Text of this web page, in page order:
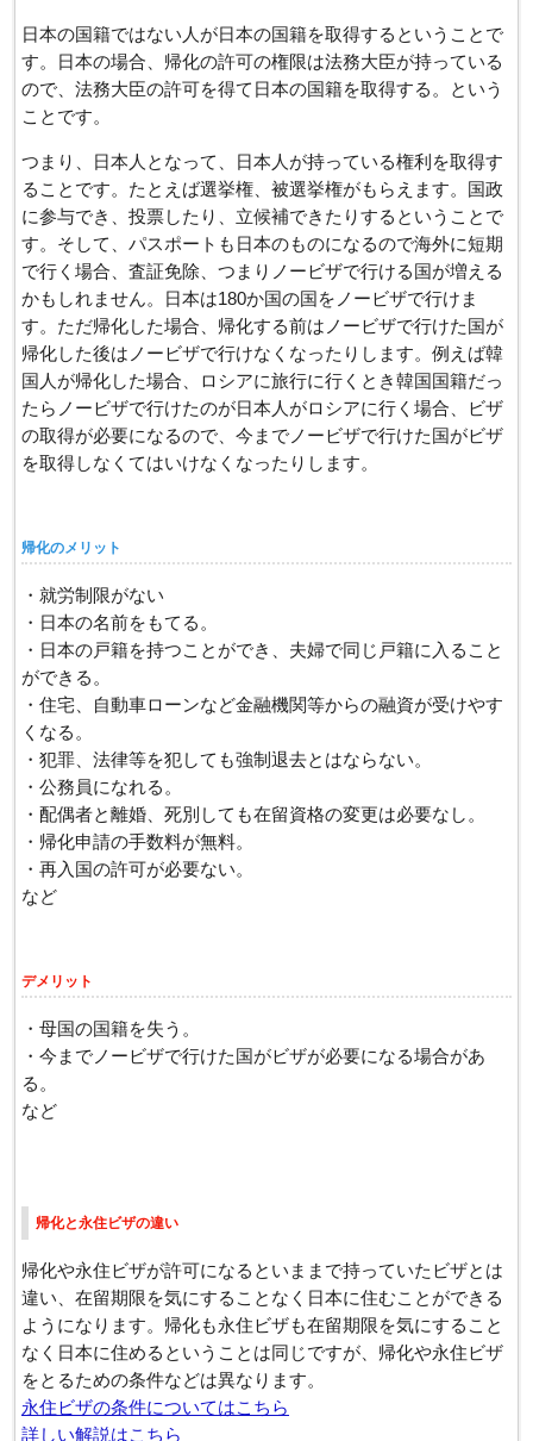
日本の国籍ではない人が日本の国籍を取得するということで
す。日本の場合、帰化の許可の権限は法務大臣が持っている
ので、法務大臣の許可を得て日本の国籍を取得する。という
ことです。
つまり、日本人となって、日本人が持っている権利を取得す
ることです。たとえば選挙権、被選挙権がもらえます。国政
に参与でき、投票したり、立候補できたりするということで
す。そして、パスポートも日本のものになるので海外に短期
で行く場合、査証免除、つまりノービザで行ける国が増える
かもしれません。日本は180か国の国をノービザで行けま
す。ただ帰化した場合、帰化する前はノービザで行けた国が
帰化した後はノービザで行けなくなったりします。例えば韓
国人が帰化した場合、ロシアに旅行に行くとき韓国国籍だっ
たらノービザで行けたのが日本人がロシアに行く場合、ビザ
の取得が必要になるので、今までノービザで行けた国がビザ
を取得しなくてはいけなくなったりします。
帰化のメリット
・就労制限がない
・日本の名前をもてる。
・日本の戸籍を持つことができ、夫婦で同じ戸籍に入ること
ができる。
・住宅、自動車ローンなど金融機関等からの融資が受けやす
くなる。
・犯罪、法律等を犯しても強制退去とはならない。
・公務員になれる。
・配偶者と離婚、死別しても在留資格の変更は必要なし。
・帰化申請の手数料が無料。
・再入国の許可が必要ない。
など
デメリット
・母国の国籍を失う。
・今までノービザで行けた国がビザが必要になる場合があ
る。
​など
帰化と永住ビザの違い
帰化や永住ビザが許可になるといままで持っていたビザとは
違い、在留期限を気にすることなく日本に住むことができる
ようになります。帰化も永住ビザも在留期限を気にすること
なく日本に住めるということは同じですが、帰化や永住ビザ
をとるための条件などは異なります。
永住ビザの条件についてはこちら
詳しい解説はこちら